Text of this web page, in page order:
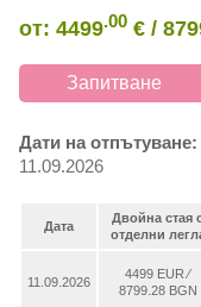
от: 4499.00 € /
Запитване
Дати на отпътуване:
11.09.2026
Дата
Двойна стая
отделни
11.09.2026
4499 EUR ∕
8799.28 BGN